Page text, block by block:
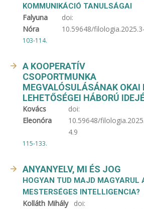
KOMMUNIKÁCIÓ TANULSÁGAI
Falyuna
Nóra
doi:
10.59648/
103-114.
A KOOPERATÍV
CSOPORTMUNKA
MEGVALÓSULÁSÁNAK OKAI
LEHETŐSÉGEI HÁBORÚ
Kovács
Eleonóra
doi:
10.59648/
4.9
115-133.
ANYANYELV, MI ÉS JOG
HOGYAN TUD MAJD MAGYARUL
MESTERSÉGES INTELLIGENCIA?
Kolláth Mihály
doi: